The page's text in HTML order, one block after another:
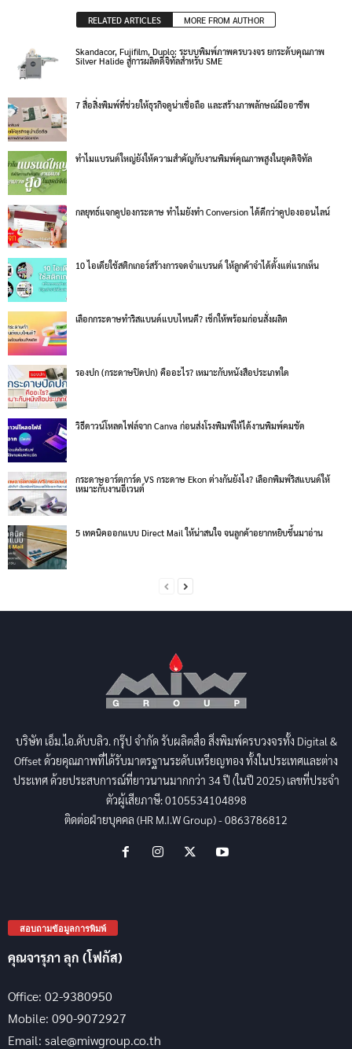
RELATED ARTICLES MORE FROM AUTHOR
Skandacor, Fujifilm, Duplo: ระบบพิมพ์ภาพครบวงจร ยกระดับคุณภาพ
Silver Halide สู่การผลิตดิจิทัลสำหรับ SME
7 สื่อสิ่งพิมพ์ที่ช่วยให้ธุรกิจดูน่าเชื่อถือ และสร้างภาพลักษณ์มืออาชีพ
ทำไมแบรนด์ใหญ่ยังให้ความสำคัญกับงานพิมพ์คุณภาพสูงในยุคดิจิทัล
กลยุทธ์แจกคูปองกระดาษ ทำไมยังทำ Conversion ได้ดีกว่าคูปองออนไลน์
10 ไอเดียใช้สติกเกอร์สร้างการจดจำแบรนด์ ให้ลูกค้าจำได้ตั้งแต่แรกเห็น
เลือกกระดาษทำริสแบนด์แบบไหนดี? เช็กให้พร้อมก่อนสั่งผลิต
รองปก (กระดาษปิดปก) คืออะไร? เหมาะกับหนังสือประเภทใด
วิธีดาวน์โหลดไฟล์จาก Canva ก่อนส่งโรงพิมพ์ให้ได้งานพิมพ์คมชัด
กระดาษอาร์ตการ์ด VS กระดาษ Ekon ต่างกันยังไง? เลือกพิมพ์ริสแบนด์ให้
เหมาะกับงานอีเวนต์
5 เทคนิคออกแบบ Direct Mail ให้น่าสนใจ จนลูกค้าอยากหยิบขึ้นมาอ่าน
บริษัท เอ็ม.ไอ.ดับบลิว. กรุ๊ป จำกัด รับผลิตสื่อ สิ่งพิมพ์ครบวงจรทั้ง Digital &
Offset ด้วยคุณภาพที่ได้รับมาตรฐานระดับเหรียญทอง ทั้งในประเทศและต่าง
ประเทศ ด้วยประสบการณ์ที่ยาวนานมากกว่า 34 ปี (ในปี 2025) เลขที่ประจำ
ตัวผู้เสียภาษี: 0105534104898
ติดต่อฝ่ายบุคคล (HR M.I.W Group) - 0863786812
สอบถามข้อมูลการพิมพ์
คุณจารุภา ลุก (โฟกัส)
Office: 02-9380950
Mobile: 090-9072927
Email: sale@miwgroup.co.th